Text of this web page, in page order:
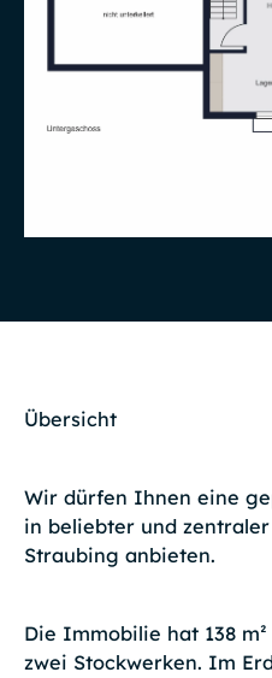
Übersicht
Wir dürfen Ihnen eine
in beliebter und
Straubing anbieten.
Die Immobilie hat 138
zwei Stockwerken. Im